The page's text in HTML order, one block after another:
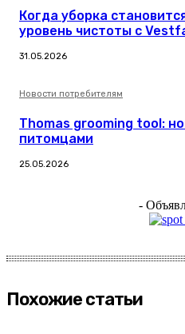
Когда уборка
уровень чистоты с
31.05.2026
Новости потребителям
Thomas grooming tool:
питомцами
25.05.2026
-
Похожие статьи